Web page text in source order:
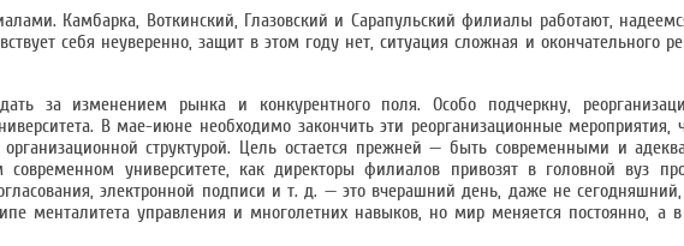
Камбарка, Воткинский, Глазовский и Сарапульский филиалы работают,
себя неуверенно, защит в этом году нет, ситуация сложная и окончательного
за изменением рынка и конкурентного поля. Особо подчеркну,
В мае-июне необходимо закончить эти реорганизационные
структурой. Цель остается прежней — быть современными и
университете, как директоры филиалов привозят в головной вуз
электронной подписи и т. д. — это вчерашний день, даже не
менталитета управления и многолетних навыков, но мир меняется постоянно,